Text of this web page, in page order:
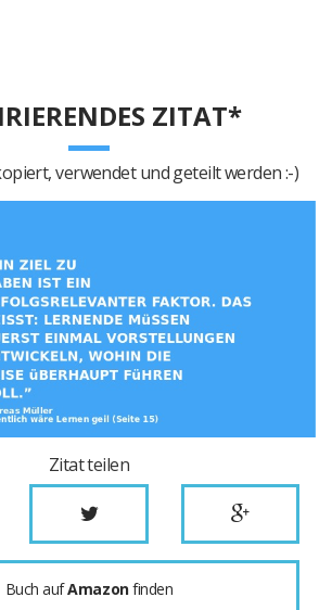
ZITAT*
verwendet und geteilt werden :-)
Zitat teilen
Buch aufAmazonfinden